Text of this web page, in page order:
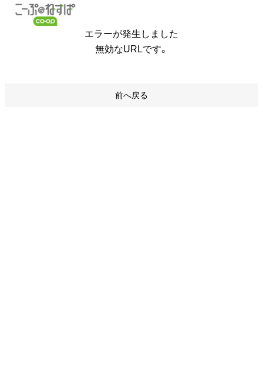
エラーが発生しました
無効なURLです。
前へ戻る